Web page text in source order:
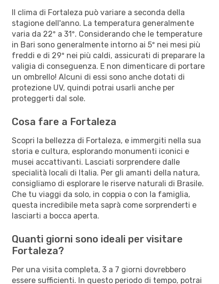
Il clima di Fortaleza può variare a seconda della
stagione dell'anno. La temperatura generalmente
varia da 22º a 31º. Considerando che le temperature
in Bari sono generalmente intorno ai 5º nei mesi più
freddi e di 29º nei più caldi, assicurati di preparare la
valigia di conseguenza. E non dimenticare di portare
un ombrello! Alcuni di essi sono anche dotati di
protezione UV, quindi potrai usarli anche per
proteggerti dal sole.
Cosa fare a Fortaleza
Scopri la bellezza di Fortaleza, e immergiti nella sua
storia e cultura, esplorando monumenti iconici e
musei accattivanti. Lasciati sorprendere dalle
specialità locali di Italia. Per gli amanti della natura,
consigliamo di esplorare le riserve naturali di Brasile.
Che tu viaggi da solo, in coppia o con la famiglia,
questa incredibile meta saprà come sorprenderti e
lasciarti a bocca aperta.
Quanti giorni sono ideali per visitare
Fortaleza?
Per una visita completa, 3 a 7 giorni dovrebbero
essere sufficienti. In questo periodo di tempo, potrai